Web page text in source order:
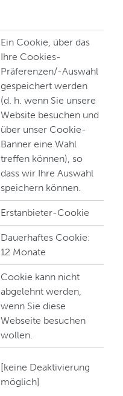
Ein Cookie, über das
Ihre Cookies-
Präferenzen/-Auswahl
gespeichert werden
(d. h. wenn Sie unsere
Website besuchen und
über unser Cookie-
Banner eine Wahl
treffen können), so
dass wir Ihre Auswahl
speichern können.
Erstanbieter-Cookie
Dauerhaftes Cookie:
12 Monate
Cookie kann nicht
abgelehnt werden,
wenn Sie diese
Webseite besuchen
wollen.
[keine Deaktivierung
möglich]